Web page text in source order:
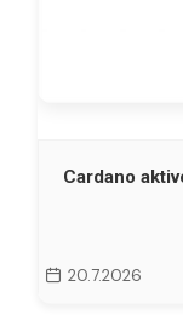
Cardano
20.7.2026